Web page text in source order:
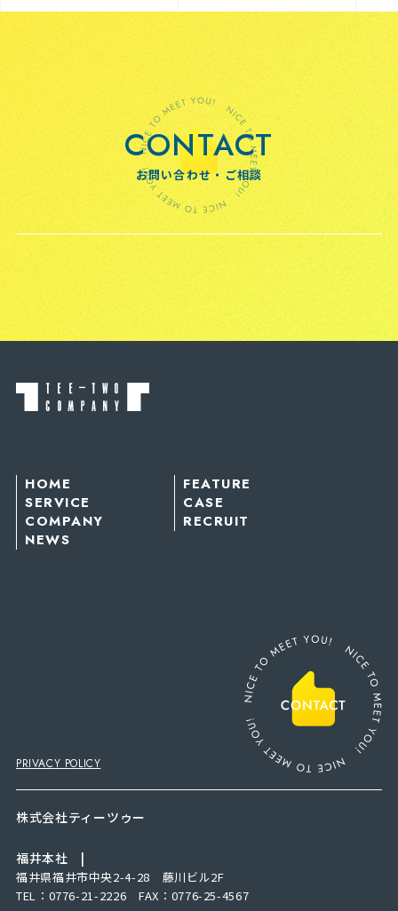
CONTACT
お問い合わせ・ご相談
HOME
FEATURE
SERVICE
CASE
COMPANY
RECRUIT
NEWS
PRIVACY POLICY
株式会社ティーツゥー
福井本社 |
福井県福井市中央2-4-28 藤川ビル2F
TEL：0776-21-2226 FAX：0776-25-4567